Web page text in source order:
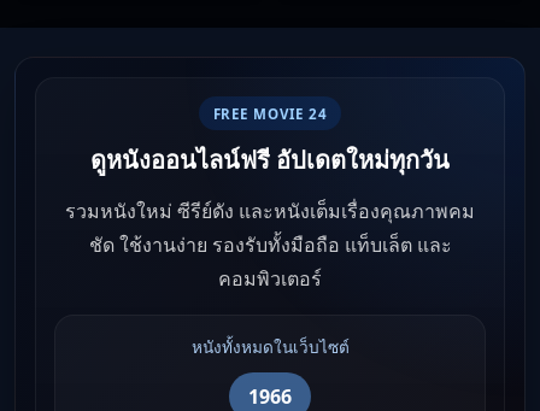
FREE MOVIE 24
ดูหนังออนไลน์ฟรี อัปเดตใหม่ทุกวัน
รวมหนังใหม่ ซีรีย์ดัง และหนังเต็มเรื่องคุณภาพคม
ชัด ใช้งานง่าย รองรับทั้งมือถือ แท็บเล็ต และ
คอมพิวเตอร์
หนังทั้งหมดในเว็บไซต์
1966